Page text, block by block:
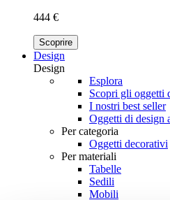
444 €
Scoprire
Design
Design
Esplora
Scopri gli oggetti
I nostri best seller
Oggetti di design
Per categoria
Oggetti decorativi
Per materiali
Tabelle
Sedili
Mobili